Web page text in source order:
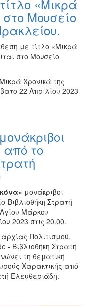
«Μικρά
Μουσείο
με τίτλο «Μικρά
στο Μουσείο
Χρονικά της
22 Απριλίου 2023
από το
» μονάκριβοι
Βιβλιοθήκη Στρατή
Μάρκου
2023 στις 20.00.
Πολιτισμού,
- Βιβλιοθήκη Στρατή
τη θεματική
Χαρακτικής από
Ελευθεριάδη.